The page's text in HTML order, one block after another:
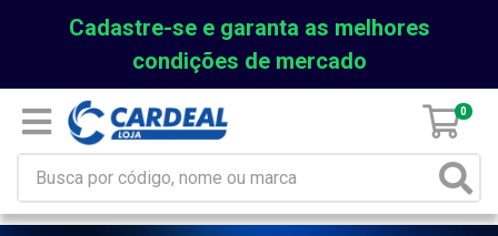
Cadastre-se e garanta as melhores
condições de mercado
0